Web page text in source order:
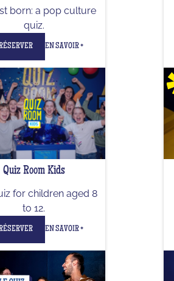
born: a pop culture
quiz.
EN SAVOIR +
Quiz Room Kids
for children aged 8
to 12.
EN SAVOIR +